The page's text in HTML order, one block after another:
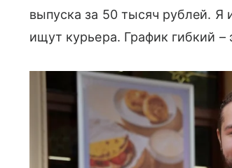
выпуска за 50 тысяч рублей. Я
ищут курьера. График гибкий –